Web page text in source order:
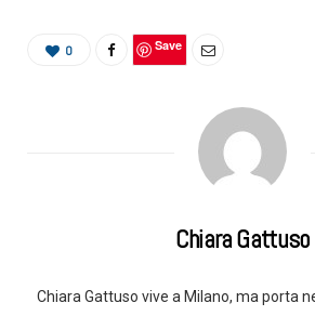
0 Save
Chiara Gattuso
Chiara Gattuso vive a Milano, ma porta